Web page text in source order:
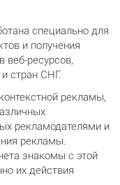
специально для
и получения
веб-ресурсов,
стран СНГ.
рекламы,
рекламодателями и
рекламы.
знакомы с этой
их действия